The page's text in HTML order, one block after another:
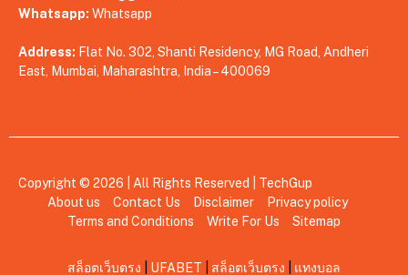
Whatsapp: Whatsapp
Address: Flat No. 302, Shanti Residency, MG Road, Andheri
East, Mumbai, Maharashtra, India – 400069
Copyright © 2026 | All Rights Reserved | TechGup
About us
Contact Us Disclaimer
Privacy policy
Terms and Conditions
Write For Us Sitemap
สล็อตเว็บตรง UFABET สล็อตเว็บตรง
แทงบอล